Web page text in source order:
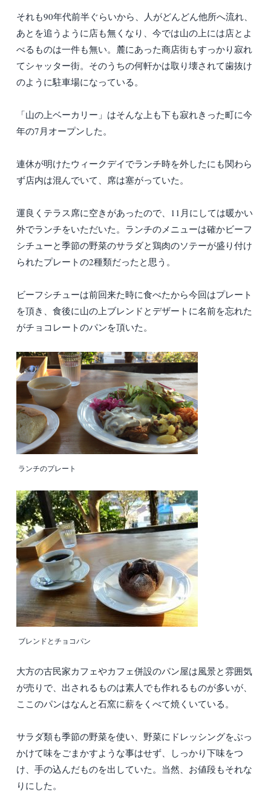
それも90年代前半ぐらいから、人がどんどん他所へ流れ、
あとを追うように店も無くなり、今では山の上には店とよ
べるものは一件も無い。麓にあった商店街もすっかり寂れ
てシャッター街。そのうちの何軒かは取り壊されて歯抜け
のように駐車場になっている。
「山の上ベーカリー」はそんな上も下も寂れきった町に今
年の7月オープンした。
連休が明けたウィークデイでランチ時を外したにも関わら
ず店内は混んでいて、席は塞がっていた。
運良くテラス席に空きがあったので、11月にしては暖かい
外でランチをいただいた。ランチのメニューは確かビーフ
シチューと季節の野菜のサラダと鶏肉のソテーが盛り付け
られたプレートの2種類だったと思う。
ビーフシチューは前回来た時に食べたから今回はプレート
を頂き、食後に山の上ブレンドとデザートに名前を忘れた
がチョコレートのパンを頂いた。
ランチのプレート
ブレンドとチョコパン
大方の古民家カフェやカフェ併設のパン屋は風景と雰囲気
が売りで、出されるものは素人でも作れるものが多いが、
ここのパンはなんと石窯に薪をくべて焼くいている。
サラダ類も季節の野菜を使い、野菜にドレッシングをぶっ
かけて味をごまかすような事はせず、しっかり下味をつ
け、手の込んだものを出していた。当然、お値段もそれな
りにした。